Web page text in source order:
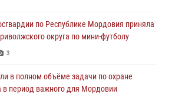
по Республике Мордовия приняла
округа по мини-футболу
3
в полном объёме задачи по охране
в период важного для Мордовии